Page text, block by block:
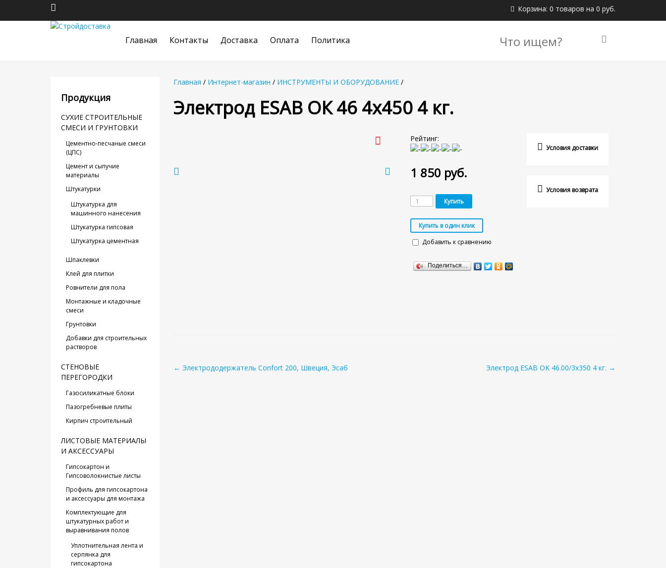
Корзина: 0 товаров на 0 руб.
Главная Контакты Доставка Оплата Политика
Продукция
СУХИЕ СТРОИТЕЛЬНЫЕ
СМЕСИ И ГРУНТОВКИ
Цементно-песчаные смеси
(ЦПС)
Цемент и сыпучие
материалы
Штукатурки
Штукатурка для
машинного нанесения
Штукатурка гипсовая
Штукатурка цементная
Шпаклевки
Клей для плитки
Ровнители для пола
Монтажные и кладочные
смеси
Грунтовки
Добавки для строительных
растворов
СТЕНОВЫЕ
ПЕРЕГОРОДКИ
Газосиликатные блоки
Пазогребневые плиты
Кирпич строительный
ЛИСТОВЫЕ МАТЕРИАЛЫ
И АКСЕССУАРЫ
Гипсокартон и
Гипсоволокнистые листы
Профиль для гипсокартона
и аксессуары для монтажа
Комплектующие для
штукатурных работ и
выравнивания полов
Уплотнительная лента и
серпянка для
гипсокартона
Главная / Интернет-магазин / ИНСТРУМЕНТЫ И ОБОРУДОВАНИЕ /
Электрод ESAB ОК 46 4x450 4 кг.
Рейтинг:
1 850 руб.
Добавить к сравнению
Поделиться…
Условия доставки
Условия возврата
← Электрододержатель Confort 200, Швеция, Эсаб Электрод ESAB OK 46.00/3x350 4 кг. →